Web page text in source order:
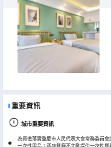
重要資訊
城市重要資訊
為貫徹落實重慶市人民代表大會常務委員
一次性用品；酒店餐廳不主動提供一次性